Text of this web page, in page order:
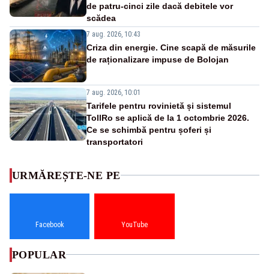
de patru-cinci zile dacă debitele vor
scădea
7 aug. 2026, 10:43
Criza din energie. Cine scapă de măsurile
de raționalizare impuse de Bolojan
7 aug. 2026, 10:01
Tarifele pentru rovinietă și sistemul
TollRo se aplică de la 1 octombrie 2026.
Ce se schimbă pentru șoferi și
transportatori
URMĂREȘTE-NE PE
Facebook YouTube
POPULAR